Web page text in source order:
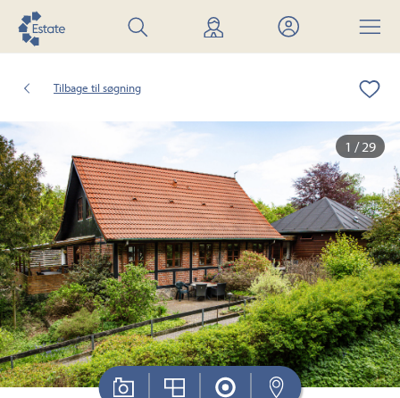
Søg
bolig
Find
mægler
Mit
Estate
Menu
Tilbage til søgning
1 / 29